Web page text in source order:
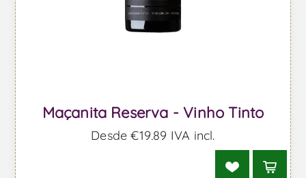
Maçanita Reserva - Vinho Tinto
Desde €19,89 IVA incl.